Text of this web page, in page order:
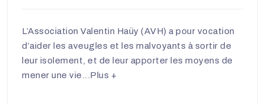
L’Association Valentin Haüy (AVH) a pour vocation
d’aider les aveugles et les malvoyants à sortir de
leur isolement, et de leur apporter les moyens de
mener une vie... Plus +